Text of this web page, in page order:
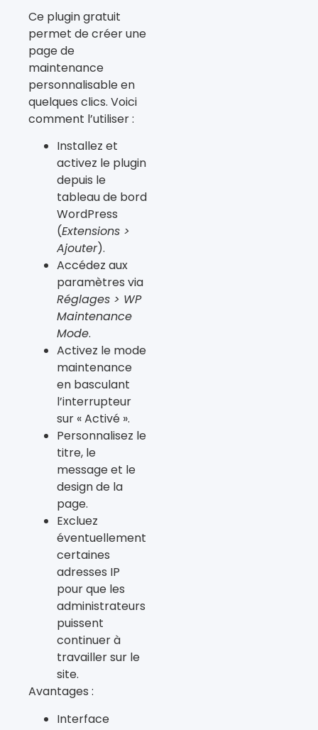
Ce plugin gratuit
permet de créer une
page de
maintenance
personnalisable en
quelques clics. Voici
comment l’utiliser :
Installez et
activez le plugin
depuis le
tableau de bord
WordPress
(Extensions >
Ajouter).
Accédez aux
paramètres via
Réglages > WP
Maintenance
Mode.
Activez le mode
maintenance
en basculant
l’interrupteur
sur « Activé ».
Personnalisez le
titre, le
message et le
design de la
page.
Excluez
éventuellement
certaines
adresses IP
pour que les
administrateurs
puissent
continuer à
travailler sur le
site.
Avantages :
Interface